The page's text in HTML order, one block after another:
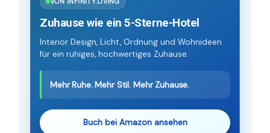
Zuhause wie ein 5-Sterne-Hotel
Interior Design, Licht, Ordnung und Wohnideen
für ein ruhiges, hochwertiges Zuhause.
Mehr Ruhe. Mehr Stil. Mehr Zuhause.
Buch bei Amazon ansehen